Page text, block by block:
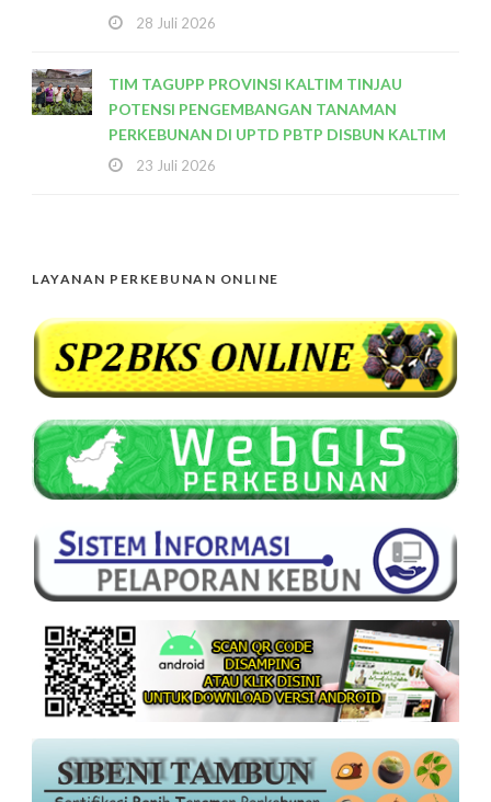
28 Juli 2026
TIM TAGUPP PROVINSI KALTIM TINJAU
POTENSI PENGEMBANGAN TANAMAN
PERKEBUNAN DI UPTD PBTP DISBUN KALTIM
23 Juli 2026
LAYANAN PERKEBUNAN ONLINE